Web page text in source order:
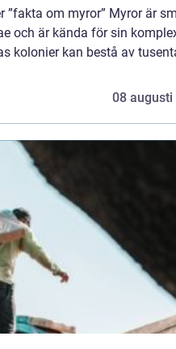
”fakta om myror” Myror är
och är kända för sin
kolonier kan bestå av
08 augusti